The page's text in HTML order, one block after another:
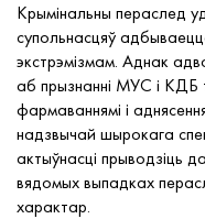
Крымінальны пераслед
супольнасцяў
экстрэмізмам. Аднак
аб прызнанні МУС і КДБ
фармаваннямі і
надзвычай шырокага
актыўнасці прыводзіць
вядомых выпадках
характар.